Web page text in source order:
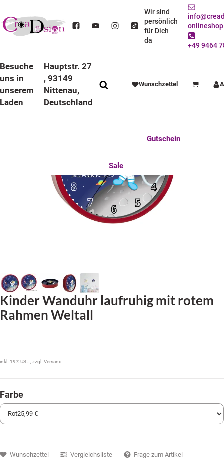
Wir sind
persönlich
für Dich
da
+49 9464
Besuche
uns in
unserem
Laden
Hauptstr. 27
, 93149
Nittenau,
Deutschland
Wunschzettel Warenkorb
Gutschein
Sale
KINDER WANDUHR LAUFRUHIG MIT BUNTEN RAHMEN WELTALL
Kinder Wanduhr laufruhig mit rotem
Rahmen Weltall
inkl. 19% USt. , zzgl. Versand
Farbe
Wunschzettel Vergleichsliste Frage zum Artikel